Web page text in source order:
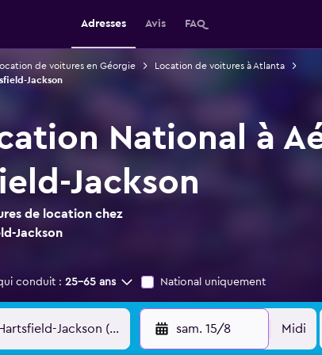
Adresses Avis FAQ
de voitures en Géorgie
Location de voitures à Atlanta
Jackson
National à
Jackson
de location chez
Jackson
conduit : 25-65 ans National uniquement
sam. 15/8 Midi